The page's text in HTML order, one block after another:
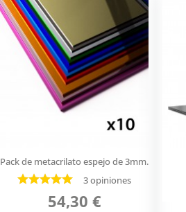
Pack de metacrilato espejo de 3mm.
3 opiniones
54,30 €